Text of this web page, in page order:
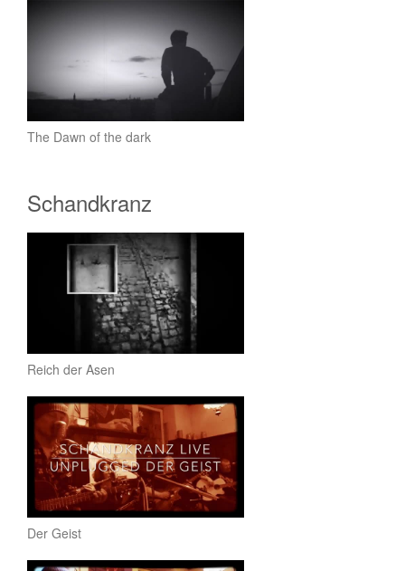
The Dawn of the dark
Schandkranz
Reich der Asen
Der Geist